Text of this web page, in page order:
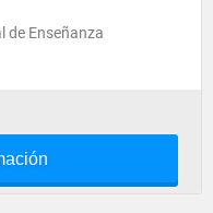
de Enseñanza